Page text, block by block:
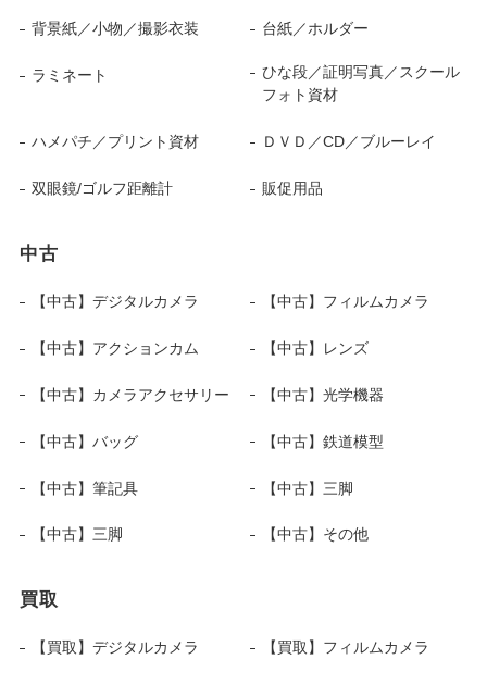
背景紙／小物／撮影衣装 台紙／ホルダー
ラミネート
ひな段／証明写真／スクール
フォト資材
ハメパチ／プリント資材 ＤＶＤ／CD／ブルーレイ
双眼鏡/ゴルフ距離計 販促用品
中古
【中古】デジタルカメラ 【中古】フィルムカメラ
【中古】アクションカム 【中古】レンズ
【中古】カメラアクセサリー 【中古】光学機器
【中古】バッグ 【中古】鉄道模型
【中古】筆記具 【中古】三脚
【中古】三脚 【中古】その他
買取
【買取】デジタルカメラ 【買取】フィルムカメラ